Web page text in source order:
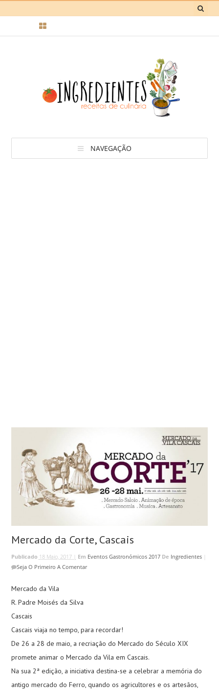
NAVEGAÇÃO
Mercado da Corte, Cascais
Publicado 18 Maio, 2017 | Em Eventos Gastronómicos 2017 De Ingredientes|
Seja O Primeiro A Comentar
Mercado da Vila
R. Padre Moisés da Silva
Cascais
Cascais viaja no tempo, para recordar!
De 26 a 28 de maio, a recriação do Mercado do Século XIX
promete animar o Mercado da Vila em Cascais.
Na sua 2ª edição, a iniciativa destina-se a celebrar a memória do
antigo mercado do Ferro, quando os agricultores e os artesãos,